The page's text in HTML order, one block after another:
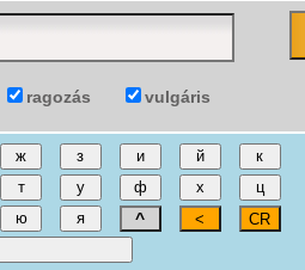
ragozás vulgáris